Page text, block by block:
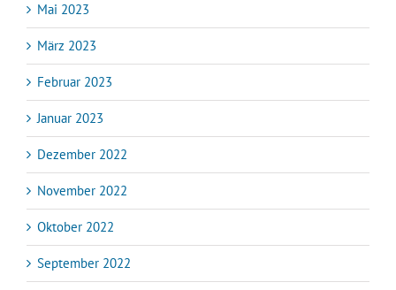
Mai 2023
März 2023
Februar 2023
Januar 2023
Dezember 2022
November 2022
Oktober 2022
September 2022